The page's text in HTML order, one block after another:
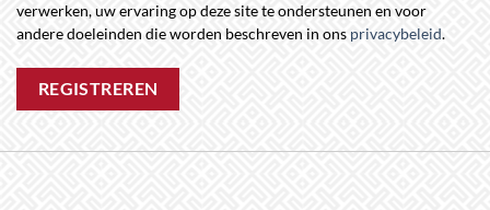
verwerken, uw ervaring op deze site te ondersteunen en voor
andere doeleinden die worden beschreven in ons privacybeleid.
REGISTREREN